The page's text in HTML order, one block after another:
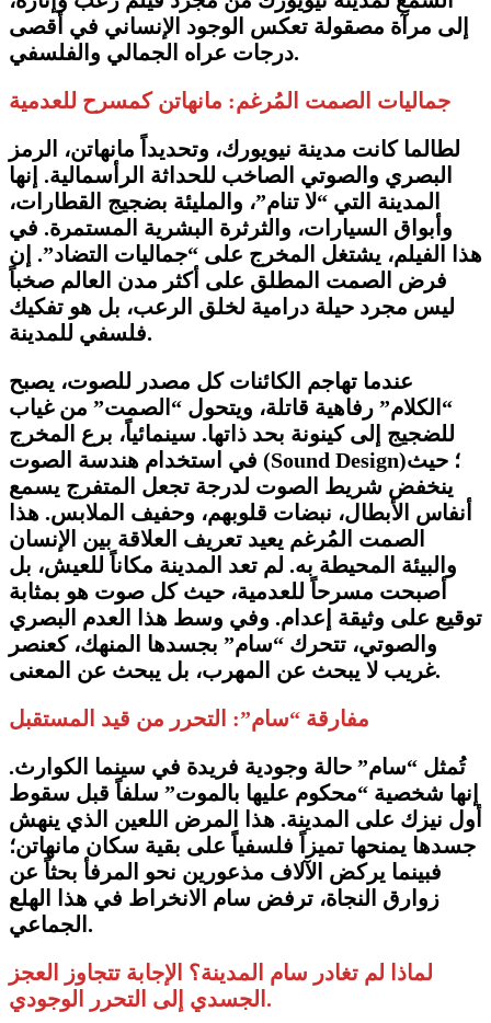
إلى مرآة مصقولة تعكس الوجود الإنساني في أقصى
درجات عراه الجمالي والفلسفي.
​جماليات الصمت المُرغم: مانهاتن كمسرح للعدمية
​لطالما كانت مدينة نيويورك، وتحديداً مانهاتن، الرمز
البصري والصوتي الصاخب للحداثة الرأسمالية. إنها
المدينة التي “لا تنام”، والمليئة بضجيج القطارات،
وأبواق السيارات، والثرثرة البشرية المستمرة. في
هذا الفيلم، يشتغل المخرج على “جماليات التضاد”. إن
فرض الصمت المطلق على أكثر مدن العالم صخباً
ليس مجرد حيلة درامية لخلق الرعب، بل هو تفكيك
فلسفي للمدينة.
​عندما تهاجم الكائنات كل مصدر للصوت، يصبح
“الكلام” رفاهية قاتلة، ويتحول “الصمت” من غياب
للضجيج إلى كينونة بحد ذاتها. سينمائياً، برع المخرج
في استخدام هندسة الصوت (Sound Design)؛ حيث
ينخفض شريط الصوت لدرجة تجعل المتفرج يسمع
أنفاس الأبطال، نبضات قلوبهم، وحفيف الملابس. هذا
الصمت المُرغم يعيد تعريف العلاقة بين الإنسان
والبيئة المحيطة به. لم تعد المدينة مكاناً للعيش، بل
أصبحت مسرحاً للعدمية، حيث كل صوت هو بمثابة
توقيع على وثيقة إعدام. وفي وسط هذا العدم البصري
والصوتي، تتحرك “سام” بجسدها المنهك، كعنصر
غريب لا يبحث عن المهرب، بل يبحث عن المعنى.
​مفارقة “سام”: التحرر من قيد المستقبل
​تُمثل “سام” حالة وجودية فريدة في سينما الكوارث.
إنها شخصية “محكوم عليها بالموت” سلفاً قبل سقوط
أول نيزك على المدينة. هذا المرض اللعين الذي ينهش
جسدها يمنحها تميزاً فلسفياً على بقية سكان مانهاتن؛
فبينما يركض الآلاف مذعورين نحو المرفأ بحثاً عن
زوارق النجاة، ترفض سام الانخراط في هذا الهلع
الجماعي.
​لماذا لم تغادر سام المدينة؟ الإجابة تتجاوز العجز
الجسدي إلى التحرر الوجودي.